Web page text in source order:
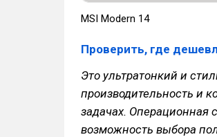
MSI Modern 14
Проверить, где
Это ультратонкий и
производительность и
задачах. Операционная
возможность выбора